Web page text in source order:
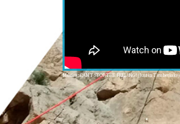
Música: CAN'T STOP THE FEELING! (Justin Timberlake)